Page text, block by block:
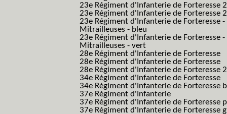
23e Régiment d'Infanterie de Forteresse
23e Régiment d'Infanterie de Forteresse
23e Régiment d'Infanterie de Forteresse
Mitrailleuses - bleu
23e Régiment d'Infanterie de Forteresse
Mitrailleuses - vert
28e Régiment d'Infanterie de Forteresse
28e Régiment d'Infanterie de Forteresse
28e Régiment d'Infanterie de Forteresse
34e Régiment d'Infanterie de Forteresse
34e Régiment d'Infanterie de Forteresse
37e Régiment d'Infanterie
37e Régiment d'Infanterie de Forteresse
37e Régiment d'Infanterie de Forteresse